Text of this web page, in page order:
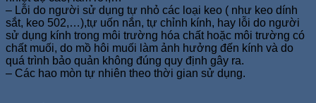
– Lỗi do người sử dụng tự nhỏ các loại keo ( như keo dính
sắt, keo 502,…),tự uốn nắn, tự chỉnh kính, hay lỗi do người
sử dụng kính trong môi trường hóa chất hoặc môi trường có
chất muối, do mồ hôi muối làm ảnh hưởng đến kính và do
quá trình bảo quản không đúng quy định gây ra.
– Các hao mòn tự nhiên theo thời gian sử dụng.